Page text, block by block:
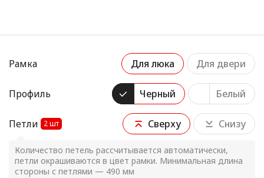
Рамка Для люка Для двери
Профиль Черный Белый
Петли 2шт Сверху Снизу
Количество петель рассчитывается автоматически,
петли окрашиваются в цвет рамки. Минимальная длина
стороны с петлями — 490 мм